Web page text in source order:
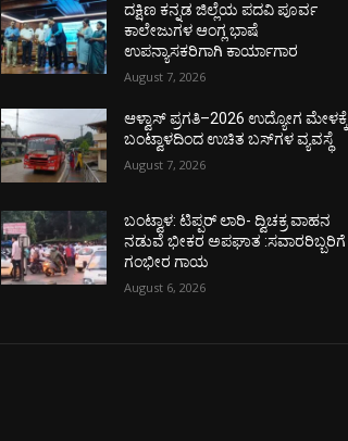
ದಕ್ಷಿಣ ಕನ್ನಡ ಜಿಲ್ಲೆಯ ಪದವಿ ಪೂರ್ವ
ಕಾಲೇಜುಗಳ ಆಂಗ್ಲ ಭಾಷೆ
ಉಪನ್ಯಾಸಕರಿಗಾಗಿ ಕಾರ್ಯಾಗಾರ
August 7, 2026
ಆಳ್ವಾಸ್ ಪ್ರಗತಿ–2026 ಉದ್ಯೋಗ ಮೇಳಕ್ಕೆ
ಬಂಟ್ವಾಳದಿಂದ ಉಚಿತ ಬಸ್‌ಗಳ ವ್ಯವಸ್ಥೆ
August 7, 2026
ಬಂಟ್ವಾಳ: ಟಿಪ್ಪರ್ ಲಾರಿ- ದ್ವಿಚಕ್ರ ವಾಹನ
ನಡುವೆ ಭೀಕರ ಅಪಘಾತ :ಸವಾರರಿಬ್ಬರಿಗೆ
ಗಂಭೀರ ಗಾಯ
August 6, 2026